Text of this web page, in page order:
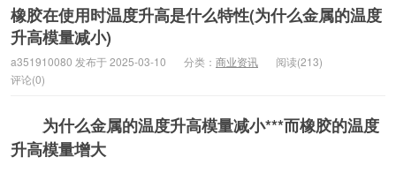
感动我们网
好人好事 感人资讯 商业资讯 在线工具箱
橡胶在使用时温度升高是什么特性(为什么金属的温度
升高模量减小)
a351910080 发布于 2025-03-10 分类： 商业资讯
阅读(213)
评论(0)
为什么金属的温度升高模量减小***而橡胶的温度
升高模量增大